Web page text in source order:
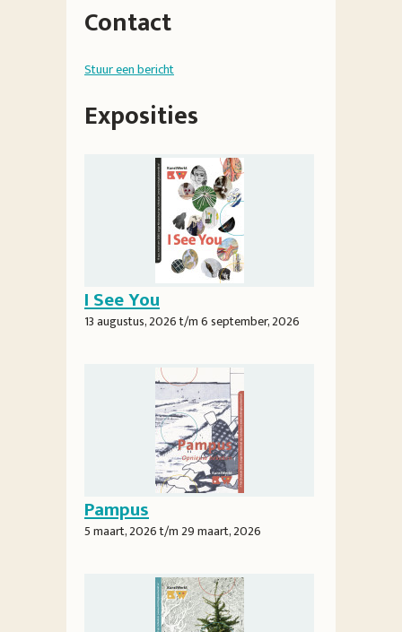
Contact
Stuur een bericht
Exposities
I See You
13 augustus, 2026t/m6 september, 2026
Pampus
5 maart, 2026t/m29 maart, 2026